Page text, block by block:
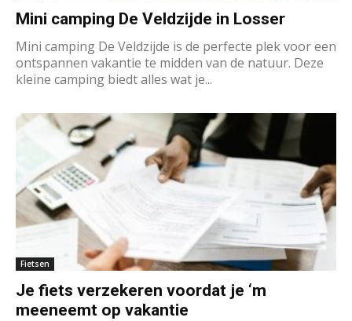
Mini camping De Veldzijde in Losser
Mini camping De Veldzijde is de perfecte plek voor een
ontspannen vakantie te midden van de natuur. Deze
kleine camping biedt alles wat je...
Fietsen
Je fiets verzekeren voordat je ‘m
meeneemt op vakantie